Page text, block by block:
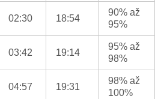
02:30 18:54
90% až
95%
03:42 19:14
95% až
98%
04:57 19:31
98% až
100%